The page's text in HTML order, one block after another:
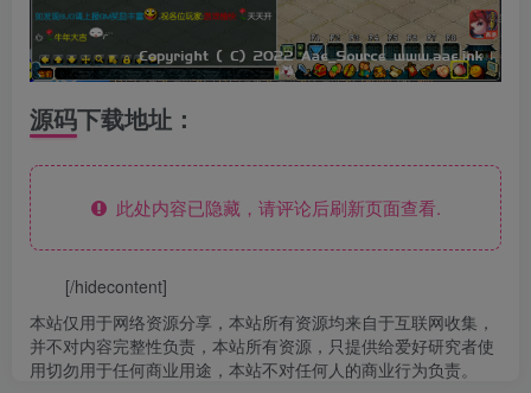
源码下载地址：
此处内容已隐藏，请评论后刷新页面查看.
[/hidecontent]
本站仅用于网络资源分享，本站所有资源均来自于互联网收集，
并不对内容完整性负责，本站所有资源，只提供给爱好研究者使
用切勿用于任何商业用途，本站不对任何人的商业行为负责。